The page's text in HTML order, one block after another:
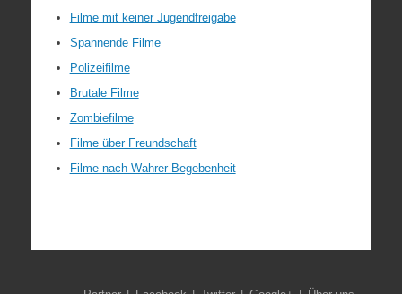
Filme mit keiner Jugendfreigabe
Spannende Filme
Polizeifilme
Brutale Filme
Zombiefilme
Filme über Freundschaft
Filme nach Wahrer Begebenheit